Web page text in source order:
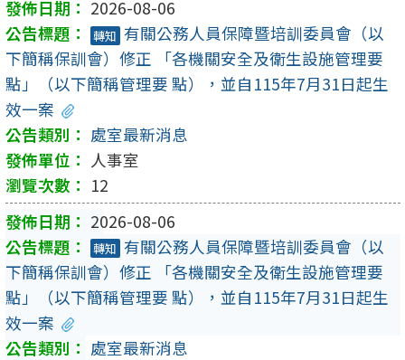
2026-08-06
轉知 有關公務人員保障暨培訓委員會（以
下簡稱保訓會）修正 「各機關安全及衛生設施管理要
點」（以下簡稱管理要 點），並自115年7月31日起生
效一案
處室最新消息
人事室
12
2026-08-06
轉知 有關公務人員保障暨培訓委員會（以
下簡稱保訓會）修正 「各機關安全及衛生設施管理要
點」（以下簡稱管理要 點），並自115年7月31日起生
效一案
處室最新消息